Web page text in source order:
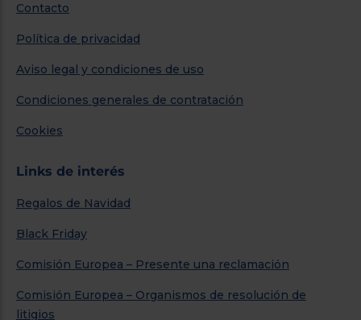
Contacto
Política de privacidad
Aviso legal y condiciones de uso
Condiciones generales de contratación
Cookies
Links de interés
Regalos de Navidad
Black Friday
Comisión Europea – Presente una reclamación
Comisión Europea – Organismos de resolución de
litigios